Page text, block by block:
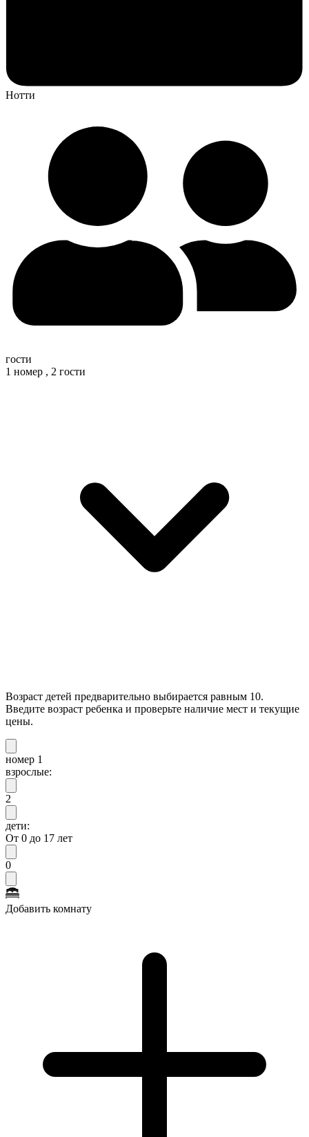
Нотти
гости
1 номер , 2 гости
Возраст детей предварительно выбирается равным 10.
Введите возраст ребенка и проверьте наличие мест и текущие
цены.
номер 1
взрослые:
2
дети:
От 0 до 17 лет
0
Добавить комнату